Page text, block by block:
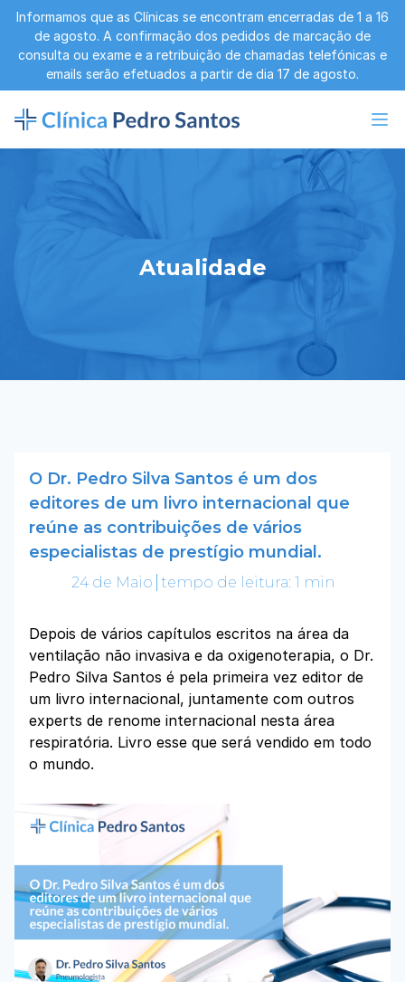
Informamos que as Clínicas se encontram encerradas de 1 a 16
de agosto. A confirmação dos pedidos de marcação de
consulta ou exame e a retribuição de chamadas telefónicas e
emails serão efetuados a partir de dia 17 de agosto.
Atualidade
O Dr. Pedro Silva Santos é um dos
editores de um livro internacional que
reúne as contribuições de vários
especialistas de prestígio mundial.
24 de Maio tempo de leitura: 1 min
Depois de vários capítulos escritos na área da
ventilação não invasiva e da oxigenoterapia, o Dr.
Pedro Silva Santos é pela primeira vez editor de
um livro internacional, juntamente com outros
experts de renome internacional nesta área
respiratória. Livro esse que será vendido em todo
o mundo.